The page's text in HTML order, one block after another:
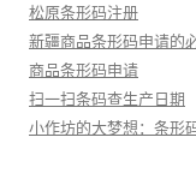
松原条形码注册
新疆商品条形码申请的
商品条形码申请
扫一扫条码查生产日期
小作坊的大梦想：条形